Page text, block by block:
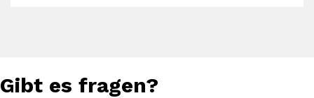
Gibt es fragen?